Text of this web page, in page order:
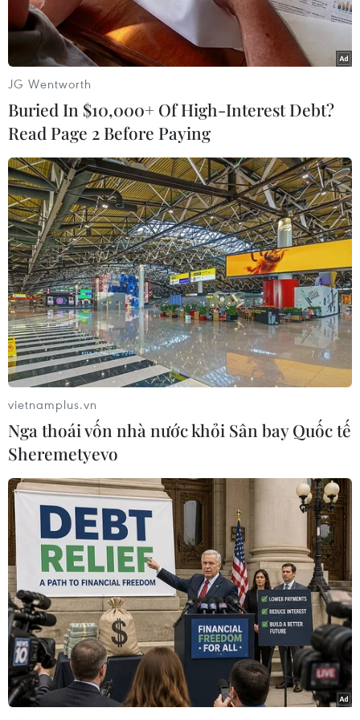
Vật tư phòng chống dịch bệnh được vận chuyển tới Bunia, tỉnh
Ituri, CHDC Congo. (Ảnh: THX/TTXVN)
Theo phóng viên TTXVN tại châu Phi, Tổ chức Y
tế Thế giới (WHO) ngày 12/6 cảnh báo vẫn còn
nhiều “điểm mù” trong công tác giám sát dịch tễ
tại CHDC Congo, cho thấy quy mô thực sự của
đợt bùng phát Ebola hiện nay có thể lớn hơn
đáng kể so với các số liệu chính thức.
WHO cho biết kể từ khi dịch bệnh được công bố
ngày 15/5, CHDC Congo đã ghi nhận 676 ca mắc
Ebola được xác nhận, trong đó có 136 trường
hợp tử vong.
Ngoài ra còn có 119 ca nghi nhiễm và 32 bệnh
nhân đã hồi phục. Dịch bệnh hiện tập trung chủ
yếu tại tỉnh Ituri nhưng cũng đã lan sang 2 tỉnh
Bắc Kivu và Nam Kivu, đồng thời xuất hiện tại
nước láng giềng Uganda.
Phát biểu tại thành phố Beni thuộc tỉnh Bắc
Kivu, chuyên gia dịch tễ học của WHO Olivier le
Polain cho biết gần như ngày nào cũng phát
JG Wentworth
Buried In $10,000+ Of High-Interest Debt?
Read Page 2 Before Paying
vietnamplus.vn
Nga thoái vốn nhà nước khỏi Sân bay Quốc tế
Sheremetyevo